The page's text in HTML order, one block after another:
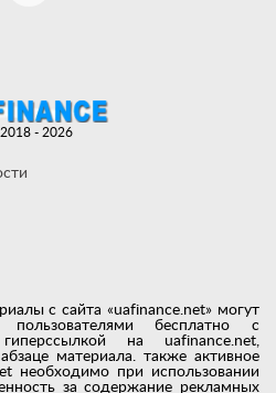
с сайта «uafinance.net» могут
пользователями бесплатно с
на uafinance.net,
материала. также активное
необходимо при использовании
за содержание рекламных
- 2026